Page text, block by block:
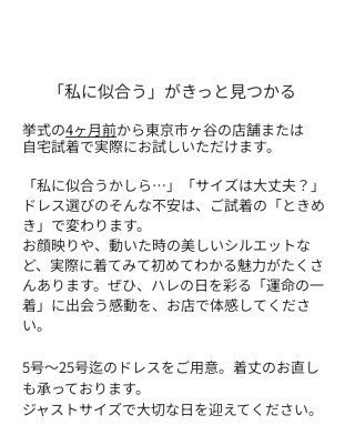
「私に似合う」がきっと見つかる
挙式の4ヶ月前から東京市ヶ谷の店舗または
自宅試着で実際にお試しいただけます。
「私に似合うかしら…」「サイズは大丈夫？」
ドレス選びのそんな不安は、ご試着の「ときめ
き」で変わります。
お顔映りや、動いた時の美しいシルエットな
ど、実際に着てみて初めてわかる魅力がたくさ
んあります。ぜひ、ハレの日を彩る「運命の一
着」に出会う感動を、お店で体感してくださ
い。
5号～25号迄のドレスをご用意。​着丈のお直し
も承っております。
ジャストサイズで大切な日を迎えてください。